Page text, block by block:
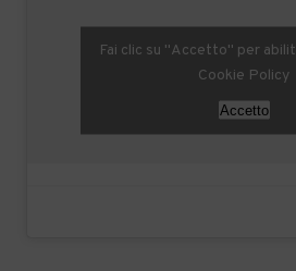
Fai clic su "Accetto" per
Cookie Policy
Accetto